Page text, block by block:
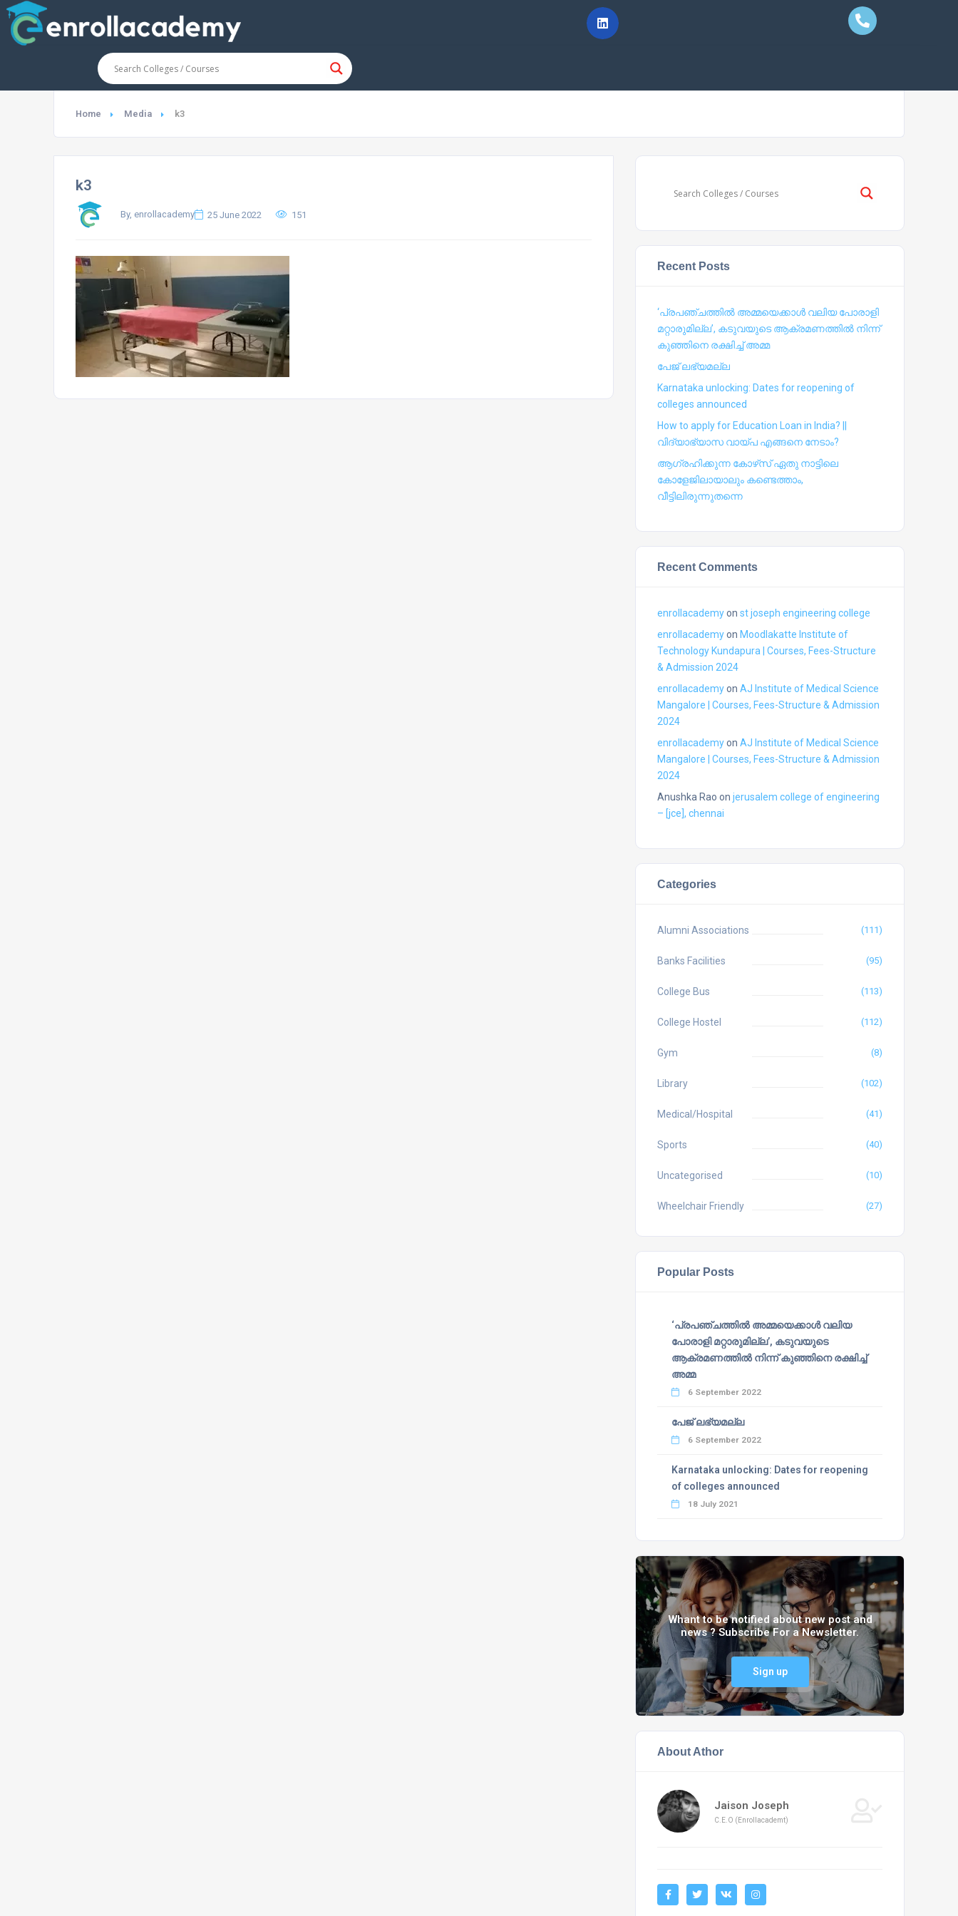
Home Media k3
k3
By, enrollacademy 25 June 2022 151
Recent Posts
‘പ്രപഞ്ചത്തില്‍ അമ്മയെക്കാള്‍ വലിയ പോരാളി
മറ്റാരുമില്ല’, കടുവയുടെ ആക്രമണത്തില്‍ നിന്ന്
കുഞ്ഞിനെ രക്ഷിച്ച് അമ്മ
പേജ് ലഭ്യമല്ല
Karnataka unlocking: Dates for reopening of
colleges announced
How to apply for Education Loan in India? ||
വിദ്യാഭ്യാസ വായ്പ എങ്ങനെ നേടാം?
ആഗ്രഹിക്കുന്ന കോഴ്‍സ് ഏതു നാട്ടിലെ
കോളേജിലായാലും കണ്ടെത്താം,
വീട്ടിലിരുന്നുതന്നെ
Recent Comments
enrollacademyon st joseph engineering college
enrollacademyon Moodlakatte Institute of
Technology Kundapura | Courses, Fees-Structure
& Admission 2024
enrollacademyon AJ Institute of Medical Science
Mangalore | Courses, Fees-Structure & Admission
2024
enrollacademyon AJ Institute of Medical Science
Mangalore | Courses, Fees-Structure & Admission
2024
Anushka Rao on jerusalem college of engineering
– [jce], chennai
Categories
Alumni Associations (111)
Banks Facilities (95)
College Bus (113)
College Hostel (112)
Gym (8)
Library (102)
Medical/Hospital (41)
Sports (40)
Uncategorised (10)
Wheelchair Friendly (27)
Popular Posts
‘പ്രപഞ്ചത്തില്‍ അമ്മയെക്കാള്‍ വലിയ
പോരാളി മറ്റാരുമില്ല’, കടുവയുടെ
ആക്രമണത്തില്‍ നിന്ന് കുഞ്ഞിനെ രക്ഷിച്ച്
അമ്മ
6 September 2022
പേജ് ലഭ്യമല്ല
6 September 2022
Karnataka unlocking: Dates for reopening
of colleges announced
18 July 2021
Whant to be notified about new post and
news ? Subscribe For a Newsletter.
Sign up
About Athor
Jaison Joseph
C.E.O (Enrollacademt)